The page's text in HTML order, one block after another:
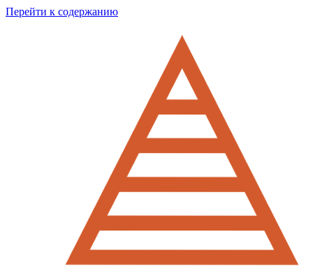
Перейти к содержанию